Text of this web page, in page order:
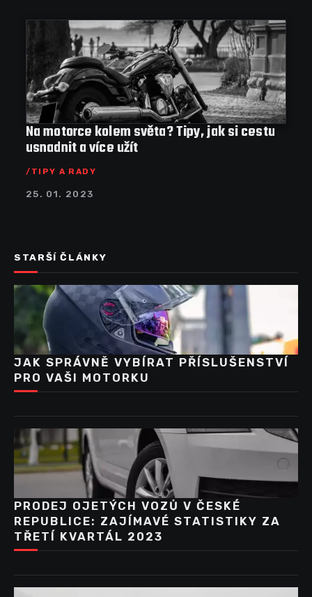
Na motorce kolem světa? Tipy, jak si cestu
usnadnit a více užít
TIPY A RADY
25. 01. 2023
STARŠÍ ČLÁNKY
JAK SPRÁVNĚ VYBÍRAT PŘÍSLUŠENSTVÍ
PRO VAŠI MOTORKU
PRODEJ OJETÝCH VOZŮ V ČESKÉ
REPUBLICE: ZAJÍMAVÉ STATISTIKY ZA
TŘETÍ KVARTÁL 2023